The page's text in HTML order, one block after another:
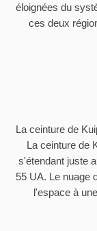
éloignées du
ces deux
La ceinture de
La ceinture de
s'étendant juste
55 UA. Le nuage
l'espace à